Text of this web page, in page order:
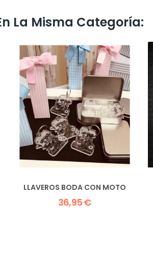
La Misma Categoría:
LLAVEROS BODA CON MOTO
36,95 €